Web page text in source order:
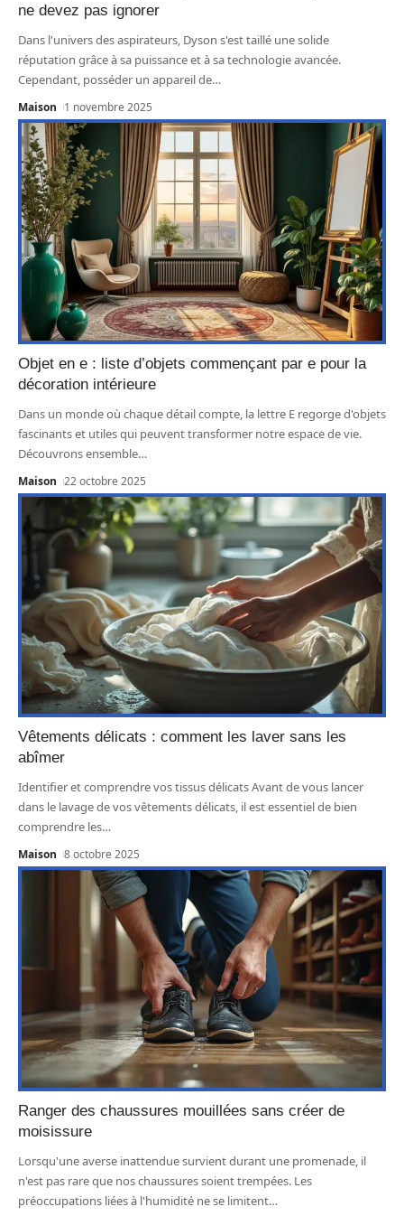
ne devez pas ignorer
Dans l'univers des aspirateurs, Dyson s'est taillé une solide
réputation grâce à sa puissance et à sa technologie avancée.
Cependant, posséder un appareil de…
Maison 1 novembre 2025
Objet en e : liste d’objets commençant par e pour la
décoration intérieure
Dans un monde où chaque détail compte, la lettre E regorge d'objets
fascinants et utiles qui peuvent transformer notre espace de vie.
Découvrons ensemble…
Maison 22 octobre 2025
Vêtements délicats : comment les laver sans les
abîmer
Identifier et comprendre vos tissus délicats Avant de vous lancer
dans le lavage de vos vêtements délicats, il est essentiel de bien
comprendre les…
Maison 8 octobre 2025
Ranger des chaussures mouillées sans créer de
moisissure
Lorsqu'une averse inattendue survient durant une promenade, il
n'est pas rare que nos chaussures soient trempées. Les
préoccupations liées à l'humidité ne se limitent…